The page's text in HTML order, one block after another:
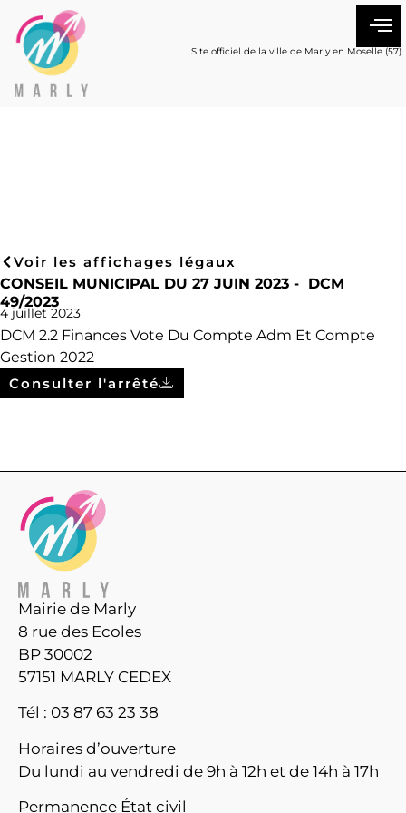
Site officiel de la ville de Marly en Moselle (57)
Voir les affichages légaux
CONSEIL MUNICIPAL DU 27 JUIN 2023 - DCM
49/2023
4 juillet 2023
DCM 2.2 Finances Vote Du Compte Adm Et Compte
Gestion 2022
Consulter l'arrêté
Mairie de Marly
8 rue des Ecoles
BP 30002
57151 MARLY CEDEX
Tél : 03 87 63 23 38
Horaires d’ouverture
Du lundi au vendredi de 9h à 12h et de 14h à 17h
Permanence État civil